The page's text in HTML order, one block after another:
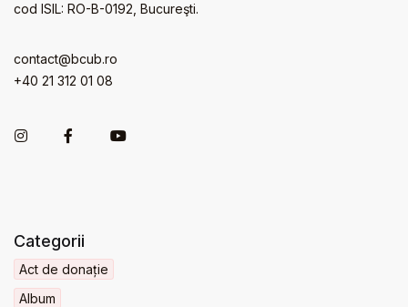
cod ISIL: RO-B-0192, Bucureşti.
contact@bcub.ro
+40 21 312 01 08
Categorii
Act de donație
Album